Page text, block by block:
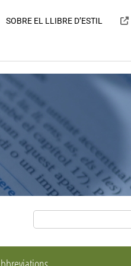
SOBRE EL LLIBRE D’ESTIL